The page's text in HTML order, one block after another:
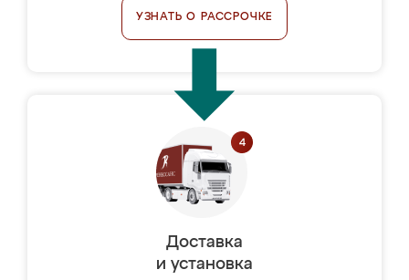
УЗНАТЬ О РАССРОЧКЕ
Доставка
и установка